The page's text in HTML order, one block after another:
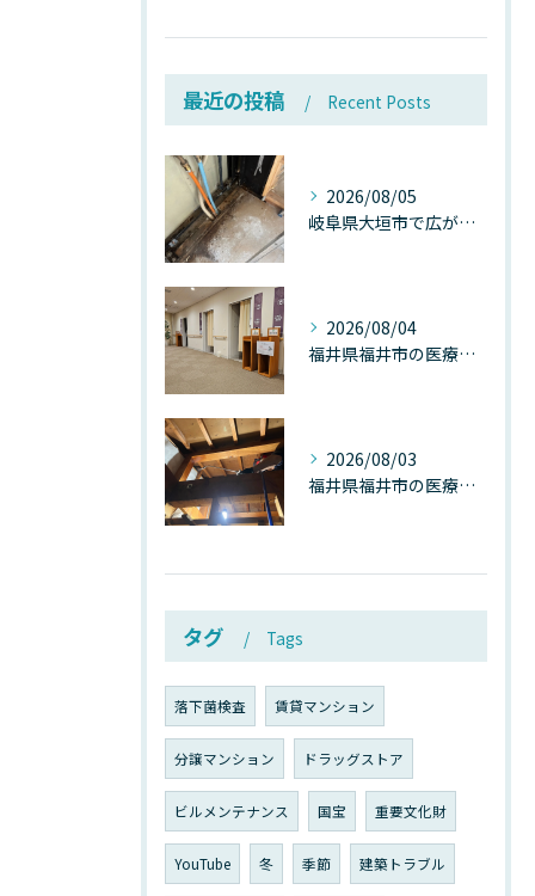
最近の投稿 Recent Posts
2026/08/05
岐阜県大垣市で広がる“深層カビ汚染”──なぜ除カビが必要なのか、建物内部で起きている見えない危機
2026/08/04
福井県福井市の医療施設で広がる“見えないカビ汚染”──なぜ除カビが必須なのか、その本質を徹底解説
2026/08/03
福井県福井市の医療施設で広がる“天井のカビ汚染”──患者空間を蝕む見えない危機とは
タグ Tags
落下菌検査 賃貸マンション
分譲マンション ドラッグストア
ビルメンテナンス 国宝 重要文化財
YouTube 冬 季節 建築トラブル